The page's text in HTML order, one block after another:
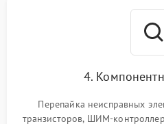
4.
Перепайка неисправных
транзисторов, ШИМ-